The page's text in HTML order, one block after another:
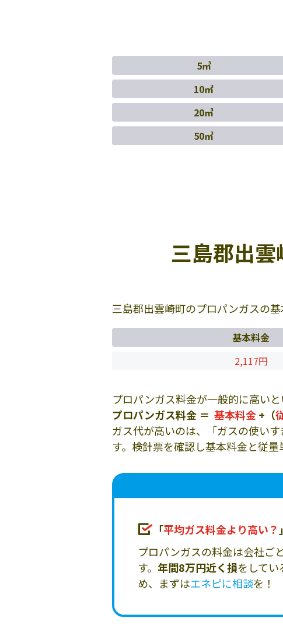
5㎥
10㎥
20㎥
50㎥
三島郡出
三島郡出雲崎町のプロパンガスの
基本料金
2,117円
プロパンガス料金が一般的に高い
プロパンガス料金 ＝ 基本料金+（
ガス代が高いのは、「ガスの使い
す。検針票を確認し基本料金と従量
「平均ガス料金より高い？
プロパンガスの料金は会社ご
す。 年間8万円近く損をしてい
め、まずはエネピに相談を！